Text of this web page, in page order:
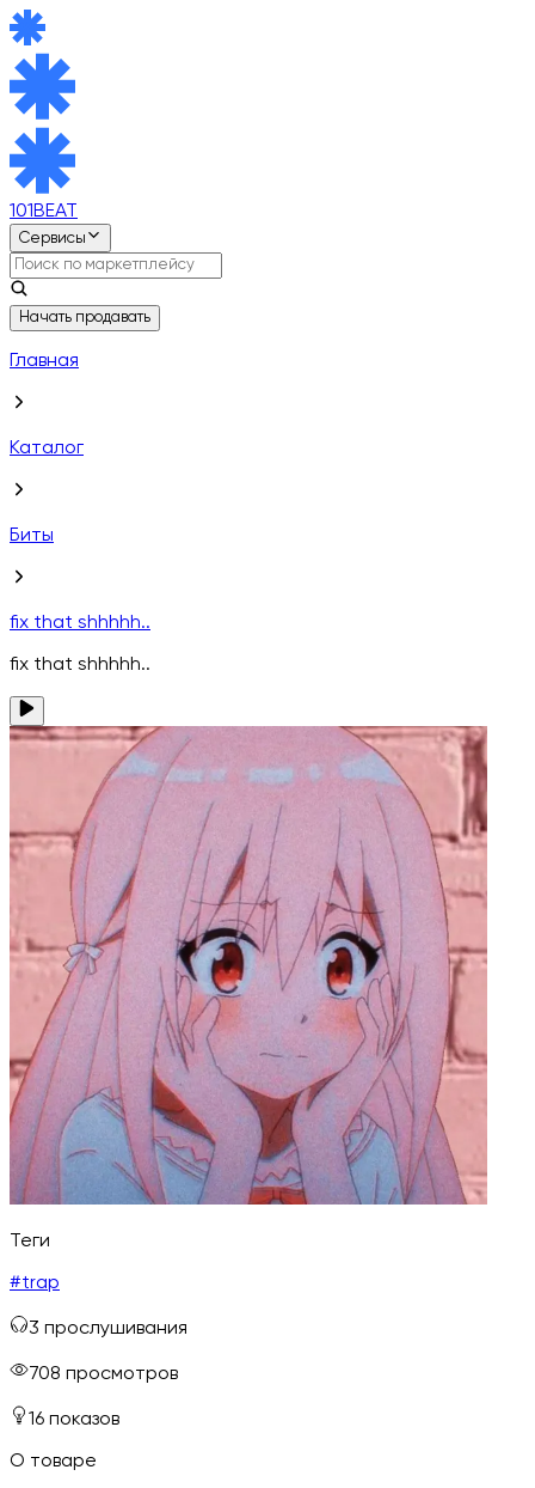
101BEAT
Сервисы
Начать продавать
Главная
Каталог
Биты
fix that shhhhh..
fix that shhhhh..
Теги
#trap
3 прослушивания
708 просмотров
16 показов
О товаре